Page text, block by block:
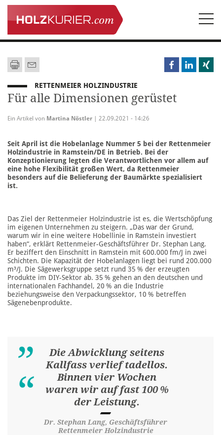
RETTENMEIER HOLZINDUSTRIE
Für alle Dimensionen gerüstet
Ein Artikel von Martina Nöstler | 22.09.2021 - 14:26
Seit April ist die Hobelanlage Nummer 5 bei der Rettenmeier
Holzindustrie in Ramstein/DE in Betrieb. Bei der
Konzeptionierung legten die Verantwortlichen vor allem auf
eine hohe Flexibilität großen Wert, da Rettenmeier
besonders auf die Belieferung der Baumärkte spezialisiert
ist.
Das Ziel der Rettenmeier Holzindustrie ist es, die Wertschöpfung
im eigenen Unternehmen zu steigern. „Das war der Grund,
warum wir in eine weitere Hobellinie in Ramstein investiert
haben“, erklärt Rettenmeier-Geschäftsführer Dr. Stephan Lang.
Er beziffert den Einschnitt in Ramstein mit 600.000 fm/J in zwei
Schichten. Die Kapazität der Hobelanlagen liegt bei rund 200.000
m³/J. Die Sägewerksgruppe setzt rund 35 % der erzeugten
Produkte im DIY-Sektor ab. 35 % gehen an den deutschen und
internationalen Fachhandel, 20 % an die Industrie
beziehungsweise den Verpackungssektor, 10 % betreffen
Sägenebenprodukte.
Die Abwicklung seitens
Kallfass verlief tadellos.
Binnen vier Wochen
waren wir auf fast 100 %
der Leistung.
Dr. Stephan Lang, Geschäftsführer
Rettenmeier Holzindustrie